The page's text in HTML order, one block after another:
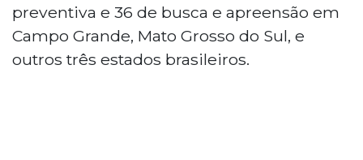
preventiva e 36 de busca e apreensão em
Campo Grande, Mato Grosso do Sul, e
outros três estados brasileiros.